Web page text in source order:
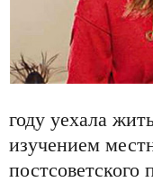
году уехала
изучением
постсоветского